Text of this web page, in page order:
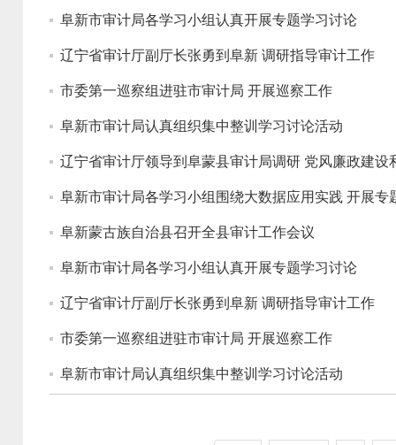
阜新市审计局各学习小组认真开展专题学习讨论
辽宁省审计厅副厅长张勇到阜新 调研指导审计工作
市委第一巡察组进驻市审计局 开展巡察工作
阜新市审计局认真组织集中整训学习讨论活动
辽宁省审计厅领导到阜蒙县审计局调研 党风廉政建设
阜新市审计局各学习小组围绕大数据应用实践 开展专
阜新蒙古族自治县召开全县审计工作会议
阜新市审计局各学习小组认真开展专题学习讨论
辽宁省审计厅副厅长张勇到阜新 调研指导审计工作
市委第一巡察组进驻市审计局 开展巡察工作
阜新市审计局认真组织集中整训学习讨论活动